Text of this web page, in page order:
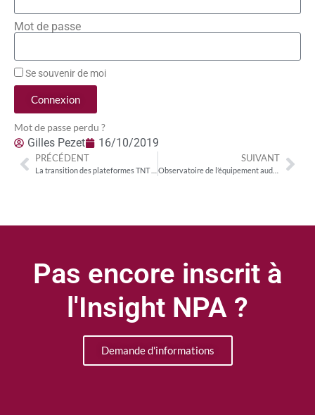
Mot de passe
Se souvenir de moi
Connexion
Mot de passe perdu ?
Gilles Pezet 16/10/2019
PRÉCÉDENT SUIVANT
Pas encore inscrit à
l'Insight NPA ?
Demande d'informations